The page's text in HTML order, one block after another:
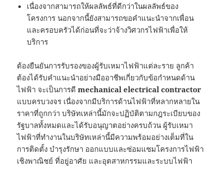
เนื่องจากสามารถให้ผลลัพธ์ที่ดีกว่าในผลลัพธ์ของ
โครงการ นอกจากนี้ยังสามารถขอคำแนะนำจากเพื่อน
และครอบครัวได้ก่อนที่จะว่าจ้างวิศวกรไฟฟ้าเพื่อให้
บริการ
ต้องยืนยันการรับรองของผู้รับเหมาไฟฟ้าแต่ละราย ลูกค้า
ต้องได้รับคำแนะนำอย่างมืออาชีพเกี่ยวกับข้อกำหนดด้าน
ไฟฟ้า จะเป็นการดีmechanical electrical contractor
แบบครบวงจร เนื่องจากมีบริการด้านไฟฟ้าที่หลากหลายใน
ราคาที่ถูกกว่า บริษัทเหล่านี้มักจะปฏิบัติตามกฎระเบียบของ
รัฐบาลทั้งหมดและได้รับอนุญาตอย่างครบถ้วน ผู้รับเหมา
ไฟฟ้าที่ทำงานในบริษัทเหล่านี้มีความพร้อมอย่างเต็มที่ใน
การติดตั้ง บำรุงรักษา ออกแบบและซ่อมแซมโครงการไฟฟ้า
เชิงพาณิชย์ ที่อยู่อาศัย และอุตสาหกรรมและระบบไฟฟ้า